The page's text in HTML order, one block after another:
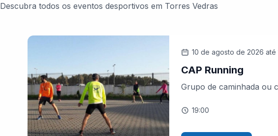
Descubra todos os eventos desportivos em Torres Vedras
10 de agosto de 2026 até
CAP Running
Grupo de caminhada ou
19:00